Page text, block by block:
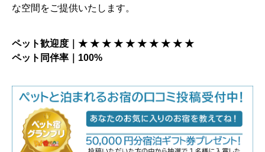
な空間をご提供いたします。
ペット歓迎度｜★ ★ ★ ★ ★ ★ ★ ★ ★ ★
ペット同伴率｜100%